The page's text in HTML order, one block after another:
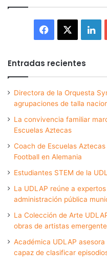
Facebook
Entradas recientes
Directora de la Orquesta
agrupaciones de talla
La convivencia familiar
Escuelas Aztecas
Coach de Escuelas
Football en Alemania
Estudiantes STEM de la
La UDLAP reúne a
administración pública
La Colección de Arte
obras de artistas
Académica UDLAP
capaz de clasificar